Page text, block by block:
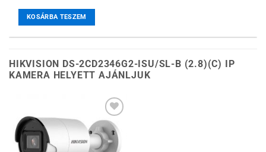
KOSÁRBA TESZEM
HIKVISION DS-2CD2346G2-ISU/SL-B (2.8)(C) IP
KAMERA HELYETT AJÁNLJUK
Hozzáadás a